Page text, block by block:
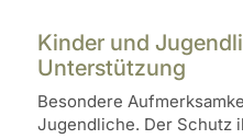
Kinder und
Unterstützung
Besondere
Jugendliche. Der Schutz